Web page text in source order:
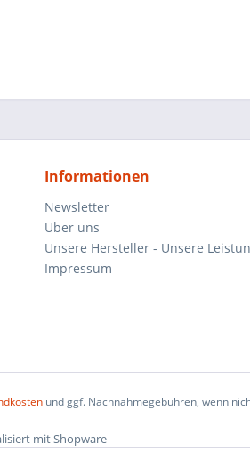
Informationen
Newsletter
Über uns
Unsere Hersteller - Unsere
Impressum
und ggf. Nachnahmegebühren, wenn
mit Shopware